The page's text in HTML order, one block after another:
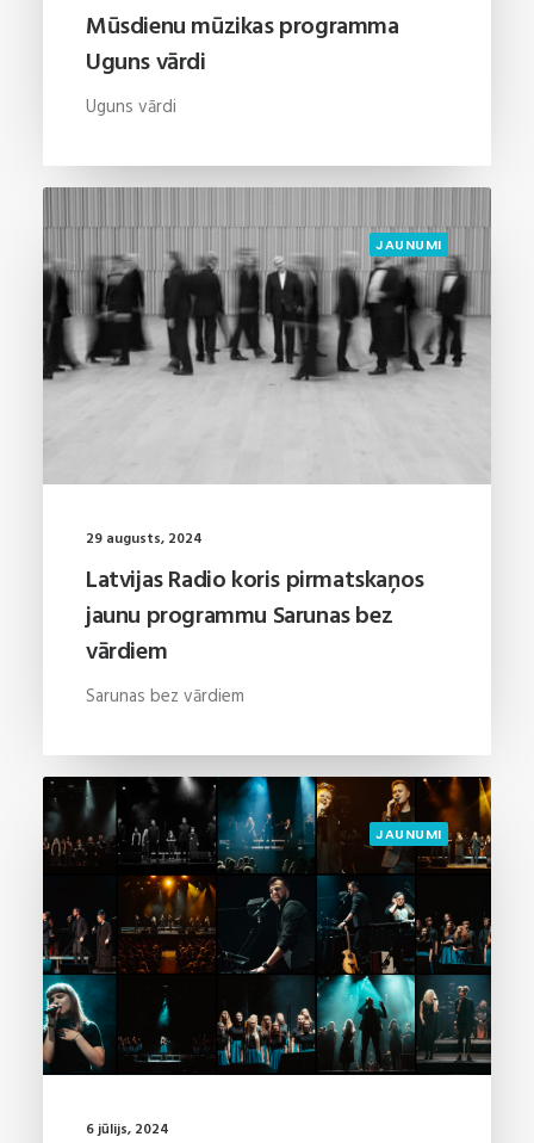
Mūsdienu mūzikas programma
Uguns vārdi
Uguns vārdi
JAUNUMI
29 augusts, 2024
Latvijas Radio koris pirmatskaņos
jaunu programmu Sarunas bez
vārdiem
Sarunas bez vārdiem
JAUNUMI
6 jūlijs, 2024